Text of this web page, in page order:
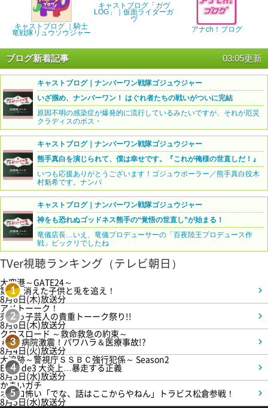
キャストブログ ｜騎士
竜戦隊リュウソウジャー
キャストブログ「ガヴ
LOG」｜仮面ライダーガ
ヴ
アナch！ブログ
ブログ新着記事 03:05更新
キャストブログ｜ナンバーワン戦隊ゴジュウジャー
いざ掴め、ナンバーワン！ はぐれ者たちの戦いがついに完結
原因不明の感染症が爆発的に流行しているみたいですが、それが厄災
クラディスのボス・
キャストブログ｜ナンバーワン戦隊ゴジュウジャー
熊手真白を演じられて、僕は幸せです。『これが俺様の世直しだ！』
いつも応援ありがとうございます！ゴジュウポーラー／熊手真白役木
村魁希です。ナンバ
キャストブログ｜ナンバーワン戦隊ゴジュウジャー
神をも恐れぬゴッドネス熊手の“覚悟の世直し”が始まる！
竜儀店長…いえ、竜儀プロデューサーの「百夜陸王プロデュース作
戦」ビックリでしたね
TVer視聴ランキング（テレビ朝日）
1
大空港～GATE24～
第3話 消えた子供と兎を追え！
8月6日(木)放送分
2
アメトーーク！
売れっ子芸人の貴重トーーク祭り!!
8月6日(木)放送分
3
クロスロード ～救命救急の約束～
＃5 病院激震！パワハラ＆医療事故!?
8月4日(火)放送分
4
大追跡～警視庁ＳＳＢＣ強行犯係～ Season2
Episode3 大炎上…暴走する正義
8月5日(水)放送分
5
かまいガチ
オモロ怖い「でな、話はここからやねん」トラビス松倉参戦！
8月5日(水)放送分